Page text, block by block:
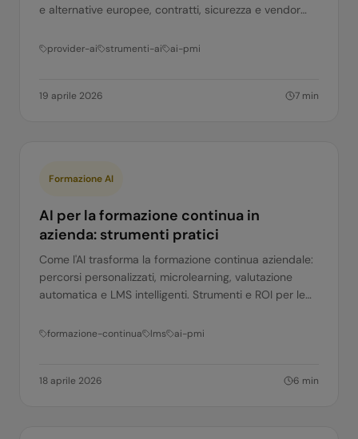
e alternative europee, contratti, sicurezza e vendor
provider-ai strumenti-ai ai-pmi
19 aprile 2026 7 min
Formazione AI
AI per la formazione continua in
azienda: strumenti pratici
Come l'AI trasforma la formazione continua aziendale:
percorsi personalizzati, microlearning, valutazione
automatica e LMS intelligenti. Strumenti e ROI per le
formazione-continua lms ai-pmi
18 aprile 2026 6 min